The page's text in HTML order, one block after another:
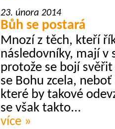
23. února 2014
Bůh se postará
Mnozí z těch, kteří
následovníky, mají v
protože se bojí
se Bohu zcela,
které by takové
se však takto...
více »